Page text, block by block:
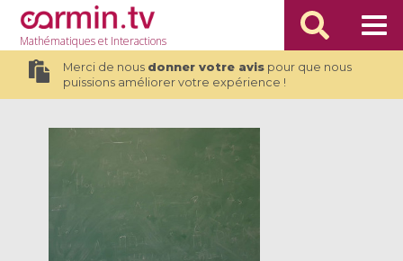
Mathématiqueset Interactions
Merci de nous donner votre avispour que nous
puissions améliorer votre expérience !